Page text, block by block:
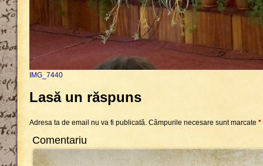
IMG_7440
Lasă un răspuns
Adresa ta de email nu va fi publicată. Câmpurile necesare sunt marcate *
Comentariu